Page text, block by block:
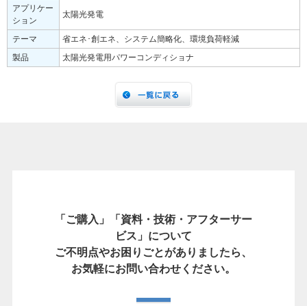
アプリケー
ション
太陽光発電
テーマ
省エネ･創エネ、システム簡略化、環境負荷軽減
製品
太陽光発電用パワーコンディショナ
「ご購入」「資料・技術・アフターサー
ビス」について
ご不明点やお困りごとがありましたら、
お気軽にお問い合わせください。